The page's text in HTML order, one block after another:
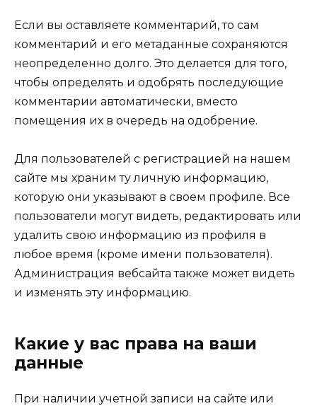
Если вы оставляете комментарий, то сам
комментарий и его метаданные сохраняются
неопределенно долго. Это делается для того,
чтобы определять и одобрять последующие
комментарии автоматически, вместо
помещения их в очередь на одобрение.
Для пользователей с регистрацией на нашем
сайте мы храним ту личную информацию,
которую они указывают в своем профиле. Все
пользователи могут видеть, редактировать или
удалить свою информацию из профиля в
любое время (кроме имени пользователя).
Администрация вебсайта также может видеть
и изменять эту информацию.
Какие у вас права на ваши
данные
При наличии учетной записи на сайте или